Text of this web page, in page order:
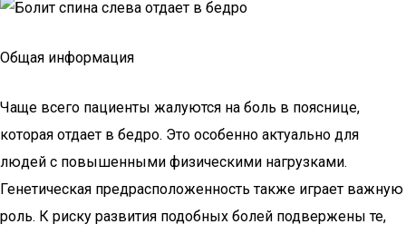
Общая информация
Чаще всего пациенты жалуются на боль в пояснице,
которая отдает в бедро. Это особенно актуально для
людей с повышенными физическими нагрузками.
Генетическая предрасположенность также играет важную
роль. К риску развития подобных болей подвержены те,